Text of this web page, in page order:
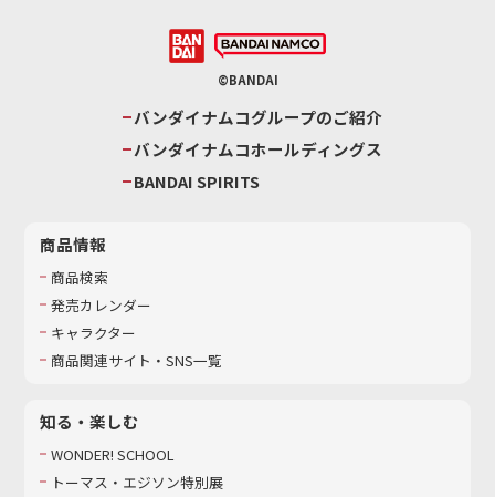
©BANDAI
バンダイナムコグループのご紹介
バンダイナムコホールディングス
BANDAI SPIRITS
商品情報
商品検索
発売カレンダー
キャラクター
商品関連サイト・SNS一覧
知る・楽しむ
WONDER! SCHOOL
トーマス・エジソン特別展